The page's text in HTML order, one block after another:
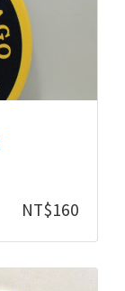
NT$160